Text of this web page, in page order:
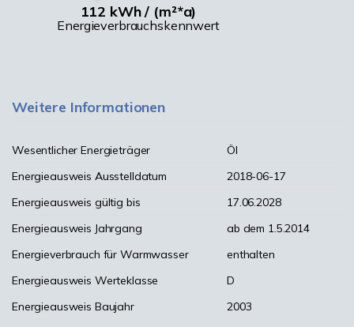
112 kWh / (m²*a)
Energieverbrauchskennwert
Weitere Informationen
Wesentlicher Energieträger
Öl
Energieausweis Ausstelldatum
2018-06-17
Energieausweis gültig bis
17.06.2028
Energieausweis Jahrgang
ab dem 1.5.2014
Energieverbrauch für Warmwasser
enthalten
Energieausweis Werteklasse
D
Energieausweis Baujahr
2003